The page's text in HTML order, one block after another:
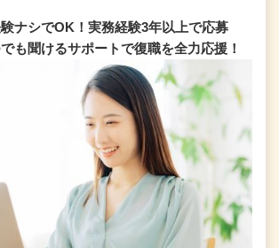
ナシでOK！実務経験3年以上で応募
も聞けるサポートで復職を全⼒応援！